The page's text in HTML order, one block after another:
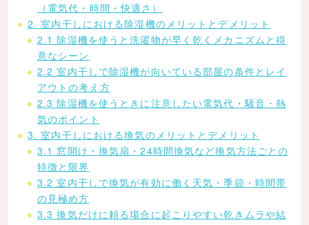
（電気代・時間・快適さ）
2. 室内干しにおける除湿機のメリットとデメリット
2.1 除湿機を使うと洗濯物が早く乾くメカニズムと得
意なシーン
2.2 室内干しで除湿機が向いている部屋の条件とレイ
アウトの考え方
2.3 除湿機を使うときに注意したい電気代・騒音・熱
気のポイント
3. 室内干しにおける換気のメリットとデメリット
3.1 窓開け・換気扇・24時間換気など換気方法ごとの
特徴と限界
3.2 室内干しで換気が有効に働く天気・季節・時間帯
の見極め方
3.3 換気だけに頼る場合に起こりやすい乾きムラや結